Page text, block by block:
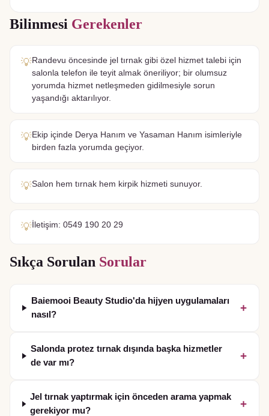
Bilinmesi Gerekenler
💡Randevu öncesinde jel tırnak gibi özel hizmet talebi için
salonla telefon ile teyit almak öneriliyor; bir olumsuz
yorumda hizmet netleşmeden gidilmesiyle sorun
yaşandığı aktarılıyor.
💡Ekip içinde Derya Hanım ve Yasaman Hanım isimleriyle
birden fazla yorumda geçiyor.
💡Salon hem tırnak hem kirpik hizmeti sunuyor.
💡İletişim: 0549 190 20 29
Sıkça Sorulan Sorular
Baiemooi Beauty Studio'da hijyen uygulamaları
nasıl?
+
Salonda protez tırnak dışında başka hizmetler
de var mı?
+
Jel tırnak yaptırmak için önceden arama yapmak
gerekiyor mu?
+